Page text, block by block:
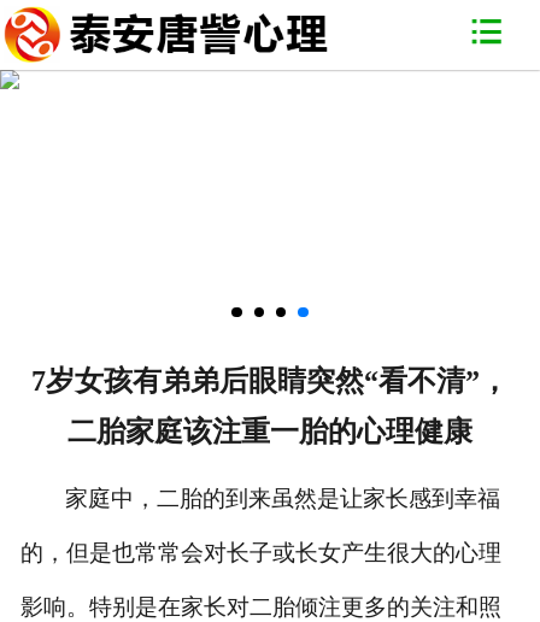
联系我们
7岁女孩有弟弟后眼睛突然“看不清”，
二胎家庭该注重一胎的心理健康
家庭中， 二胎的到来虽然是让家长感到幸福
的，但是也常常会对长子或长女产生很大的心理
影响。特别是在家长对二胎倾注更多的关注和照